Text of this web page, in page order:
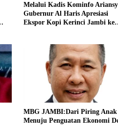
Melalui Kadis Kominfo
Gubernur Al Haris Apresiasi
Ekspor Kopi Kerinci Jambi ke
MBG JAMBI:Dari Piring Anak
Menuju Penguatan Ekonomi